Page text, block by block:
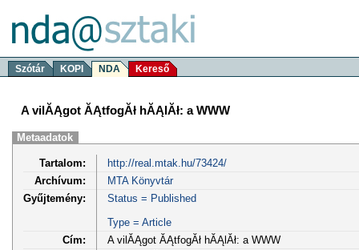
Szótár KOPI NDA Kereső
A vilĂĄgot ĂĄtfogĂł hĂĄlĂł: a WWW
Metaadatok
Tartalom:
http://real.mtak.hu/73424/
Archívum:
MTA Könyvtár
Gyűjtemény:
Status = Published
Type = Article
Cím:
A vilĂĄgot ĂĄtfogĂł hĂĄlĂł: a WWW